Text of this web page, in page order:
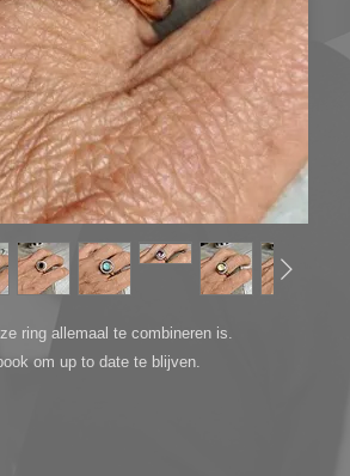
ring allemaal te combineren is.
om up to date te blijven.